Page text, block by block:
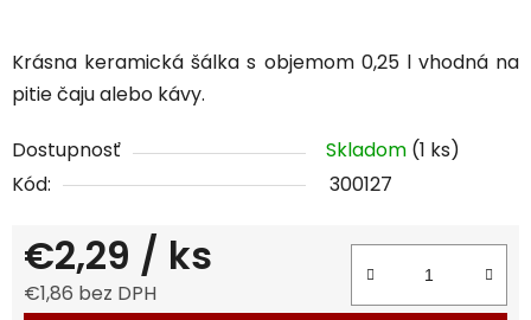
Krásna keramická šálka s objemom 0,25 l vhodná na
pitie čaju alebo kávy.
Dostupnosť Skladom (1 ks)
Kód:
300127
€2,29 / ks
€1,86 bez DPH